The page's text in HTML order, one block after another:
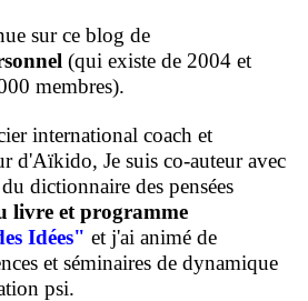
sur ce blog de
(qui existe de 2004 et
membres).
international coach et
d'Aïkido, Je suis co-auteur avec
dictionnaire des pensées
livre et programme
Idées" et j'ai animé de
et séminaires de dynamique
psi.